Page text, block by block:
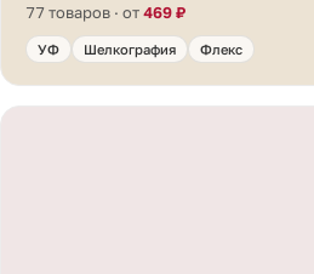
77 товаров · от469 ₽
УФ Шелкография Флекс